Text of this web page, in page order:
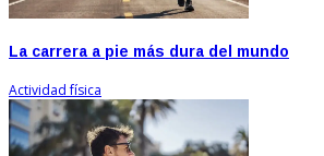
La carrera a pie más dura del mundo
Actividad física